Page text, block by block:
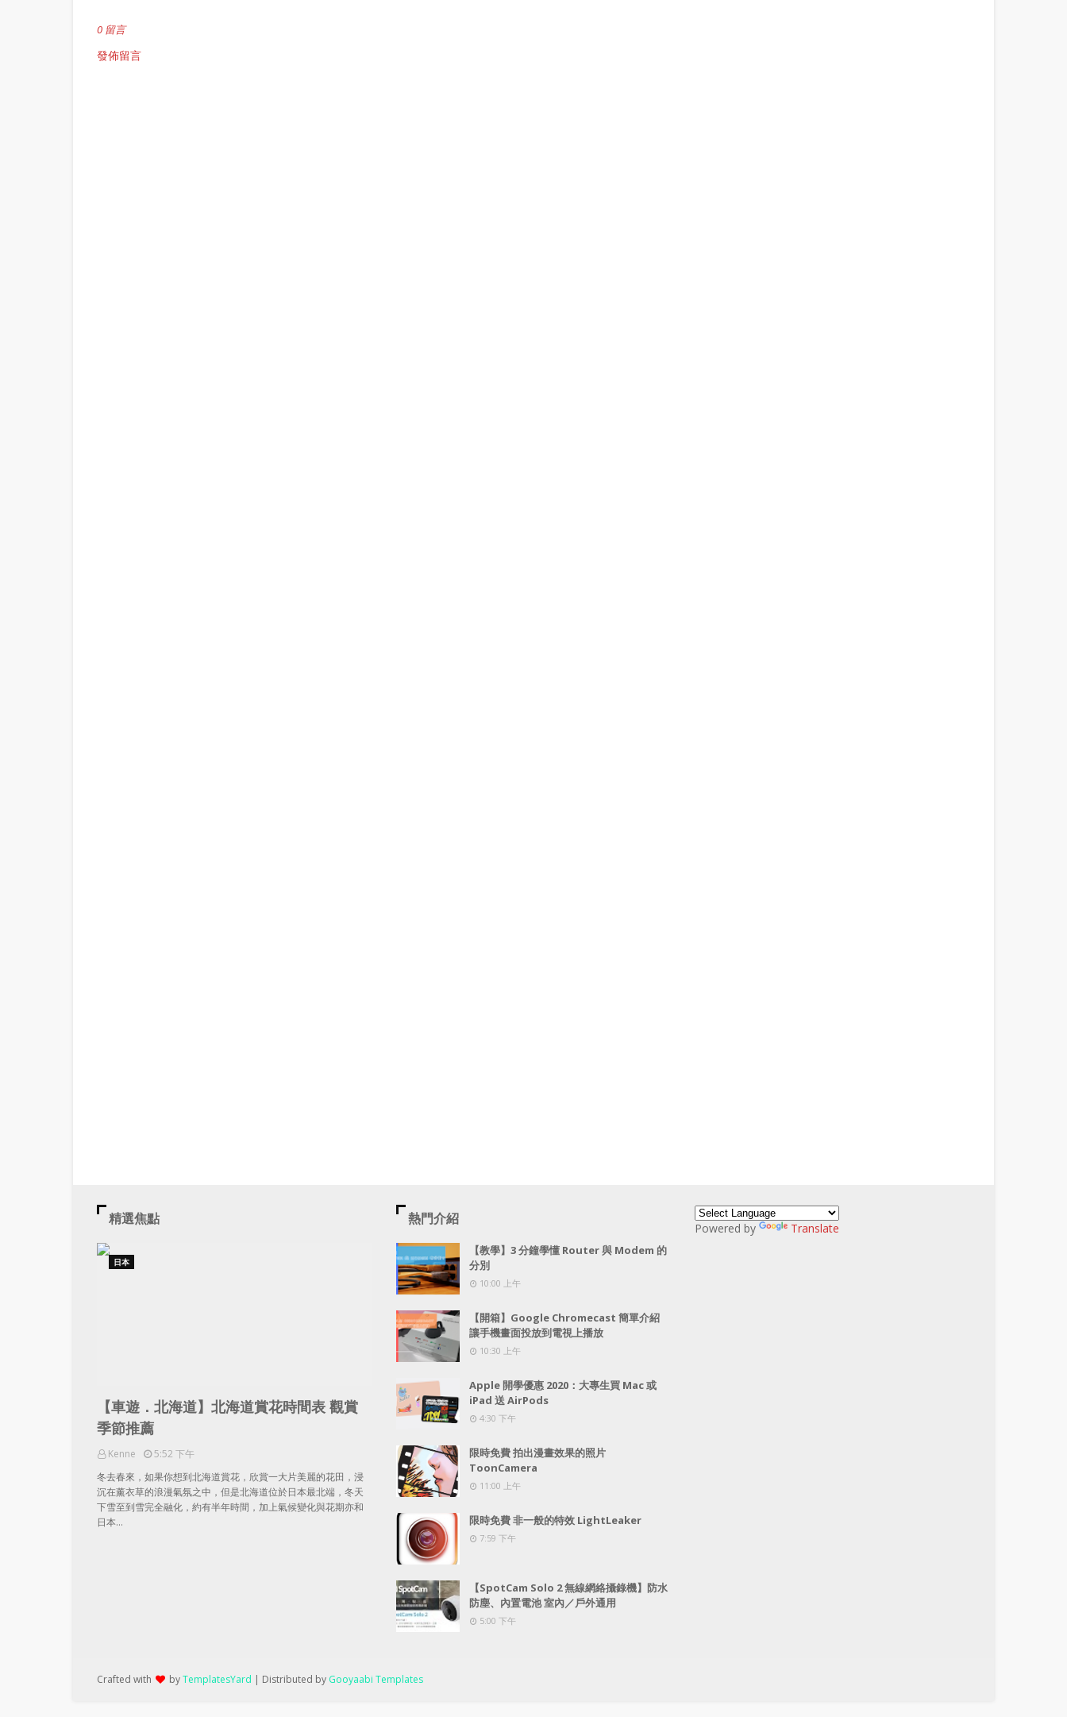
0 留言
發佈留言
精選焦點
日本
【車遊．北海道】北海道賞花時間表 觀賞
季節推薦
Kenne
5:52 下午
冬去春來，如果你想到北海道賞花，欣賞一大片美麗的花田，浸
沉在薰衣草的浪漫氣氛之中，但是北海道位於日本最北端，冬天
下雪至到雪完全融化，約有半年時間，加上氣候變化與花期亦和
日本…
熱門介紹
【教學】3 分鐘學懂 Router 與 Modem 的
分別
10:00 上午
【開箱】Google Chromecast 簡單介紹
讓手機畫面投放到電視上播放
10:30 上午
Apple 開學優惠 2020：大專生買 Mac 或
iPad 送 AirPods
4:30 下午
限時免費 拍出漫畫效果的照片
ToonCamera
11:00 上午
限時免費 非一般的特效 LightLeaker
7:59 下午
【SpotCam Solo 2 無線網絡攝錄機】防水
防塵、內置電池 室內／戶外通用
5:00 下午
Powered by Translate
Crafted with byTemplatesYard | Distributed by Gooyaabi Templates